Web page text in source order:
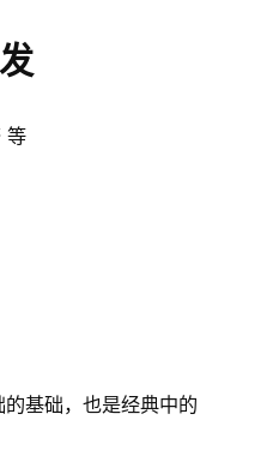
等
基础，也是经典中的